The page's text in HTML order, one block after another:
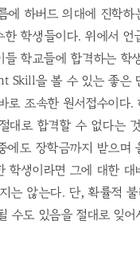
에 하버드 의대에 진학
학생들이다. 위에서
학교들에 합격하는 학
Skill을 볼 수 있는 좋은
로 조속한 원서접수이다.
대로 합격할 수 없다는
에도 장학금까지 받으며
학생이라면 그에 대한
는 않는다. 단, 확률적
수도 있음을 절대로 잊어